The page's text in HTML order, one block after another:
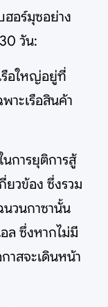
ฮอร์มุซอย่าง
วัน:
รือใหญ่อยู่ที่
าะเรือสินค้า
นการยุติการสู้
ยวข้อง ซึ่งรวม
นวนกาซานั้น
ล ซึ่งหากไม่มี
าสจะเดินหน้า